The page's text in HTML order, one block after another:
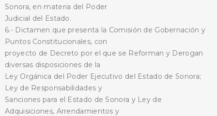
Sonora, en materia del Poder
Judicial del Estado.
6.- Dictamen que presenta la Comisión de Gobernación y
Puntos Constitucionales, con
proyecto de Decreto por el que se Reforman y Derogan
diversas disposiciones de la
Ley Orgánica del Poder Ejecutivo del Estado de Sonora;
Ley de Responsabilidades y
Sanciones para el Estado de Sonora y Ley de
Adquisiciones, Arrendamientos y